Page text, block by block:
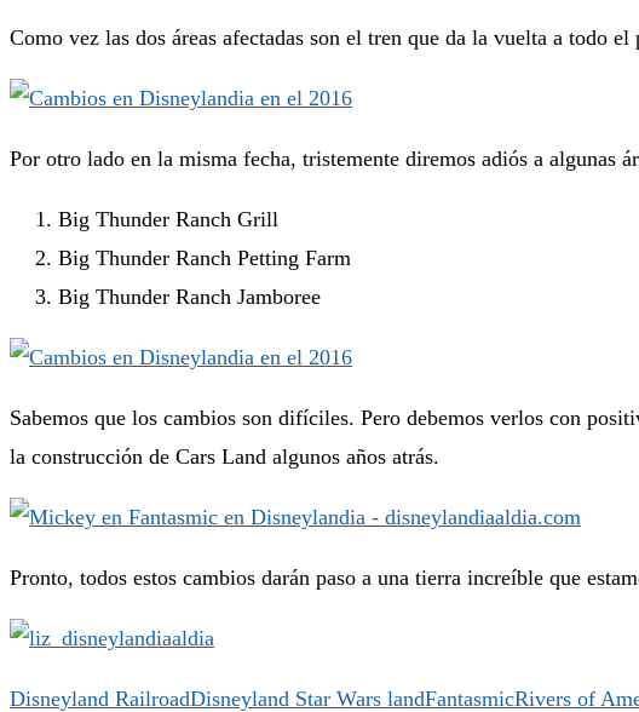
Como vez las dos áreas afectadas son el tren que da la vuelta a todo
Por otro lado en la misma fecha, tristemente diremos adiós a algunas
Big Thunder Ranch Grill
Big Thunder Ranch Petting Farm
Big Thunder Ranch Jamboree
Sabemos que los cambios son difíciles. Pero debemos verlos con
la construcción de Cars Land algunos años atrás.
Pronto, todos estos cambios darán paso a una tierra increíble que
Disneyland RailroadDisneyland Star Wars landFantasmicRivers of